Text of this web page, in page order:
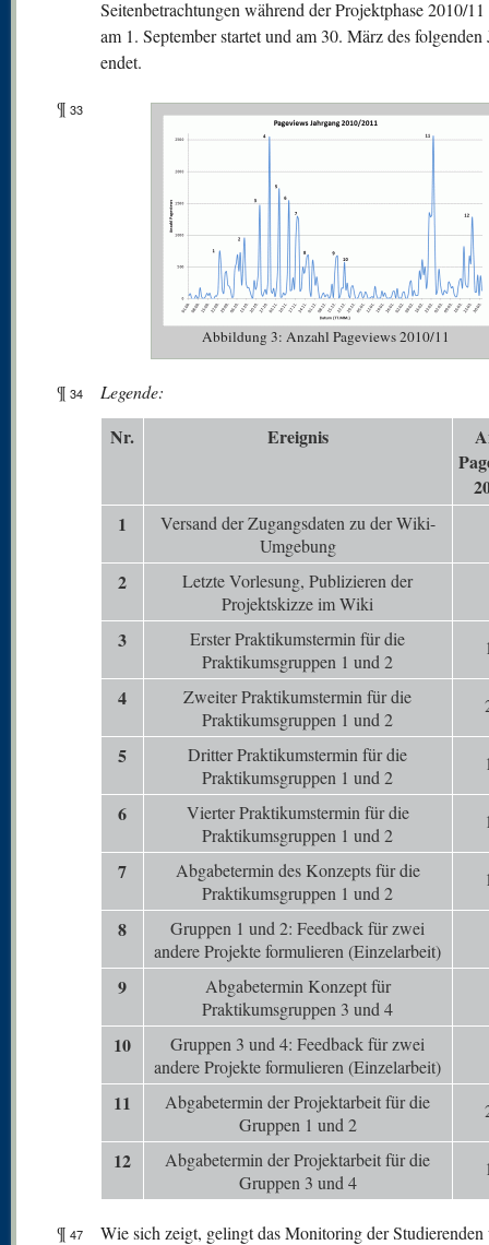
Seitenbetrachtungen während der Projektphase 2010/11
am 1. September startet und am 30. März des folgenden
endet.
¶ 33
Abbildung 3: Anzahl Pageviews 2010/11
¶ 34 Legende:
Nr. Ereignis
1
Versand der Zugangsdaten zu der Wiki-
Umgebung
2
Letzte Vorlesung, Publizieren der
Projektskizze im Wiki
3
Erster Praktikumstermin für die
Praktikumsgruppen 1 und 2
4
Zweiter Praktikumstermin für die
Praktikumsgruppen 1 und 2
5
Dritter Praktikumstermin für die
Praktikumsgruppen 1 und 2
6
Vierter Praktikumstermin für die
Praktikumsgruppen 1 und 2
7
Abgabetermin des Konzepts für die
Praktikumsgruppen 1 und 2
8
Gruppen 1 und 2: Feedback für zwei
andere Projekte formulieren (Einzelarbeit)
9
Abgabetermin Konzept für
Praktikumsgruppen 3 und 4
10
Gruppen 3 und 4: Feedback für zwei
andere Projekte formulieren (Einzelarbeit)
11
Abgabetermin der Projektarbeit für die
Gruppen 1 und 2
12
Abgabetermin der Projektarbeit für die
Gruppen 3 und 4
¶ 47
Wie sich zeigt, gelingt das Monitoring der Studierenden